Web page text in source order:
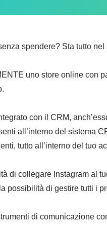
spendere? Sta tutto
uno store online con
con il CRM,
all’interno del sistema
tutto all’interno del tuo
di collegare Instagram al
possibilità di gestire tutti i
di comunicazione